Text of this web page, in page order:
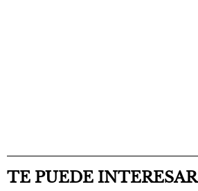
TE PUEDE INTERESAR